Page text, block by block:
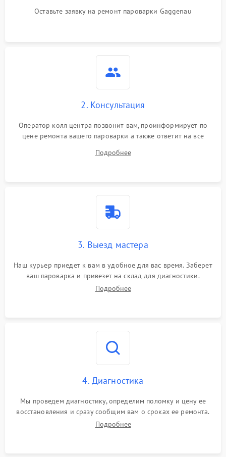
Оставьте заявку на ремонт пароварки Gaggenau
2. Консультация
Оператор колл центра позвонит вам, проинформирует по
цене ремонта вашего пароварки а также ответит на все
Подробнее
3. Выезд мастера
Наш курьер приедет к вам в удобное для вас время. Заберет
ваш пароварка и привезет на склад для диагностики.
Подробнее
4. Диагностика
Мы проведем диагностику, определим поломку и цену ее
восстановления и сразу сообщим вам о сроках ее ремонта.
Подробнее